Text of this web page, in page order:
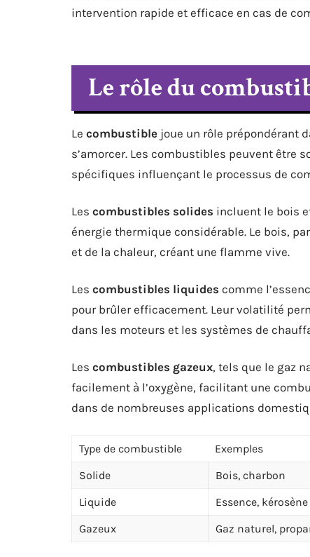
intervention rapide et efficace en cas de
Le rôle du
Le combustible joue un rôle prépondérant
s’amorcer. Les combustibles peuvent être
spécifiques influençant le processus de
Les combustibles solides incluent le bois
énergie thermique considérable. Le bois,
et de la chaleur, créant une flamme vive.
Les combustibles liquides comme
pour brûler efficacement. Leur volatilité
dans les moteurs et les systèmes de
Les combustibles gazeux, tels que le gaz
facilement à l’oxygène, facilitant une
dans de nombreuses applications
Type de combustible Exemples
Solide
Bois, charbon
Liquide
Essence, kérosène
Gazeux
Gaz naturel,